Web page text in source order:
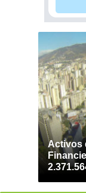
Activos